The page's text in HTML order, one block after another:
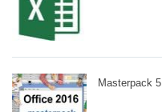
Masterpack